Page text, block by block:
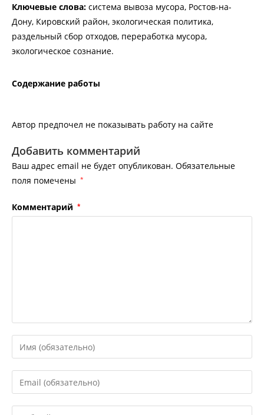
Ключевые слова: система вывоза мусора, Ростов-на-
Дону, Кировский район, экологическая политика,
раздельный сбор отходов, переработка мусора,
экологическое сознание.
Содержание работы
Автор предпочел не показывать работу на сайте
Добавить комментарий
Ваш адрес email не будет опубликован. Обязательные
поля помечены *
Комментарий *
Введите
свое
имя
или
Введите
свой
email-
Введите